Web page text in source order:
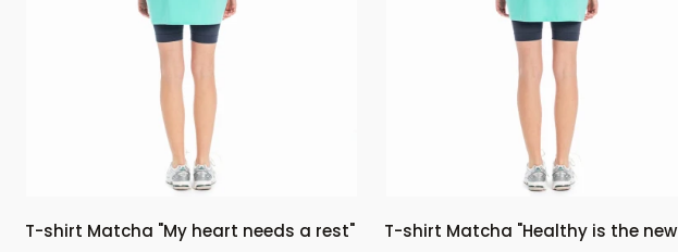
T-shirt Matcha "My heart needs a rest"
T-shirt Matcha "Healthy is the new